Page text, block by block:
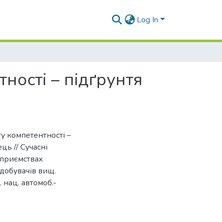
Log In
– підґрунтя
компетентності –
// Сучасні
вищ.
нац. автомоб.-